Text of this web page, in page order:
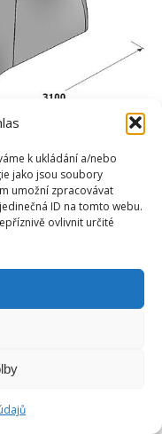
k ukládání a/nebo
jako jsou soubory
umožní zpracovávat
ID na tomto webu.
ovlivnit určité